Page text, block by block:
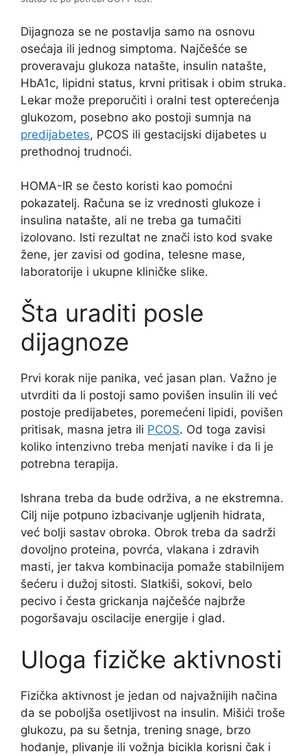
Dijagnoza se ne postavlja samo na osnovu
osećaja ili jednog simptoma. Najčešće se
proveravaju glukoza natašte, insulin natašte,
HbA1c, lipidni status, krvni pritisak i obim struka.
Lekar može preporučiti i oralni test opterećenja
glukozom, posebno ako postoji sumnja na
predijabetes, PCOS ili gestacijski dijabetes u
prethodnoj trudnoći.
HOMA-IR se često koristi kao pomoćni
pokazatelj. Računa se iz vrednosti glukoze i
insulina natašte, ali ne treba ga tumačiti
izolovano. Isti rezultat ne znači isto kod svake
žene, jer zavisi od godina, telesne mase,
laboratorije i ukupne kliničke slike.
Šta uraditi posle
dijagnoze
Prvi korak nije panika, već jasan plan. Važno je
utvrditi da li postoji samo povišen insulin ili već
postoje predijabetes, poremećeni lipidi, povišen
pritisak, masna jetra ili PCOS. Od toga zavisi
koliko intenzivno treba menjati navike i da li je
potrebna terapija.
Ishrana treba da bude održiva, a ne ekstremna.
Cilj nije potpuno izbacivanje ugljenih hidrata,
već bolji sastav obroka. Obrok treba da sadrži
dovoljno proteina, povrća, vlakana i zdravih
masti, jer takva kombinacija pomaže stabilnijem
šećeru i dužoj sitosti. Slatkiši, sokovi, belo
pecivo i česta grickanja najčešće najbrže
pogoršavaju oscilacije energije i glad.
Uloga fizičke aktivnosti
Fizička aktivnost je jedan od najvažnijih načina
da se poboljša osetljivost na insulin. Mišići troše
glukozu, pa su šetnja, trening snage, brzo
hodanje, plivanje ili vožnja bicikla korisni čak i